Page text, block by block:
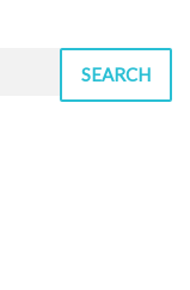
SEARCH